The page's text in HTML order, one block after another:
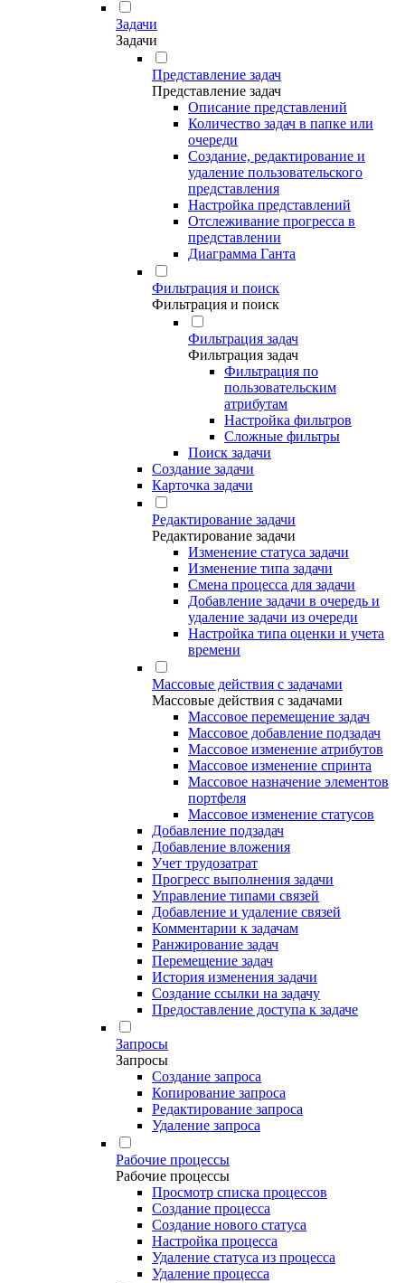
Задачи
Задачи
Представление задач
Представление задач
Описание представлений
Количество задач в папке или
очереди
Создание, редактирование и
удаление пользовательского
представления
Настройка представлений
Отслеживание прогресса в
представлении
Диаграмма Ганта
Фильтрация и поиск
Фильтрация и поиск
Фильтрация задач
Фильтрация задач
Фильтрация по
пользовательским
атрибутам
Настройка фильтров
Сложные фильтры
Поиск задачи
Создание задачи
Карточка задачи
Редактирование задачи
Редактирование задачи
Изменение статуса задачи
Изменение типа задачи
Смена процесса для задачи
Добавление задачи в очередь и
удаление задачи из очереди
Настройка типа оценки и учета
времени
Массовые действия с задачами
Массовые действия с задачами
Массовое перемещение задач
Массовое добавление подзадач
Массовое изменение атрибутов
Массовое изменение спринта
Массовое назначение элементов
портфеля
Массовое изменение статусов
Добавление подзадач
Добавление вложения
Учет трудозатрат
Прогресс выполнения задачи
Управление типами связей
Добавление и удаление связей
Комментарии к задачам
Ранжирование задач
Перемещение задач
История изменения задачи
Создание ссылки на задачу
Предоставление доступа к задаче
Запросы
Запросы
Создание запроса
Копирование запроса
Редактирование запроса
Удаление запроса
Рабочие процессы
Рабочие процессы
Просмотр списка процессов
Создание процесса
Создание нового статуса
Настройка процесса
Удаление статуса из процесса
Удаление процесса